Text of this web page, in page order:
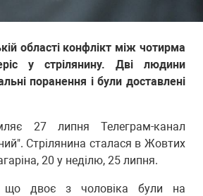
області конфлікт між чотирма
у стрілянину. Дві людини
поранення і були доставлені
27 липня Телеграм-канал
Стрілянина сталася в Жовтих
20 у неділю, 25 липня.
що двоє з чоловіка були на